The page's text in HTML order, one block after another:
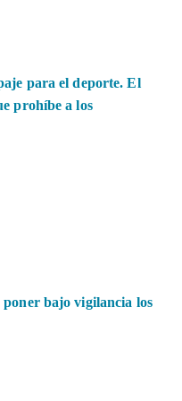
para el deporte. El
prohíbe a los
bajo vigilancia los